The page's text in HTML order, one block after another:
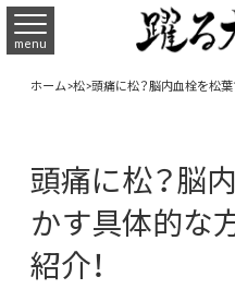
menu
ホーム>松>頭痛に松？脳内血栓を松
頭痛に松？脳
かす具体的な
紹介！